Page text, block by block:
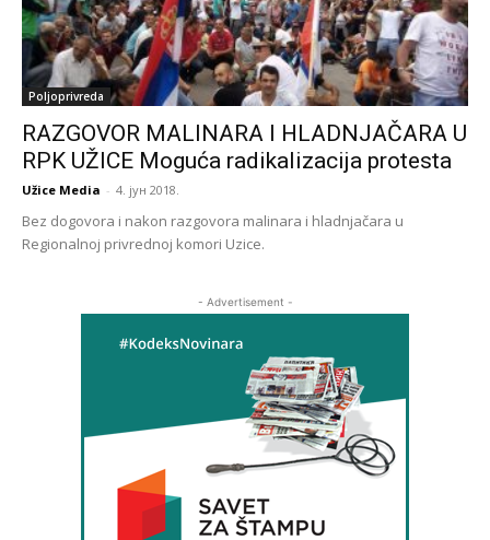
Poljoprivreda
RAZGOVOR MALINARA I HLADNJAČARA U
RPK UŽICE Moguća radikalizacija protesta
Užice Media - 4. јун 2018.
Bez dogovora i nakon razgovora malinara i hladnjačara u
Regionalnoj privrednoj komori Uzice.
- Advertisement -